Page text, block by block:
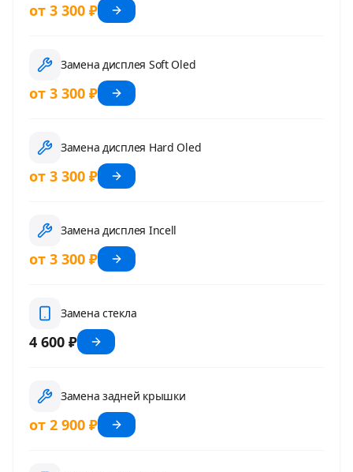
от 3 300 ₽
Замена дисплея Soft Oled
от 3 300 ₽
Замена дисплея Hard Oled
от 3 300 ₽
Замена дисплея Incell
от 3 300 ₽
Замена стекла
4 600 ₽
Замена задней крышки
от 2 900 ₽